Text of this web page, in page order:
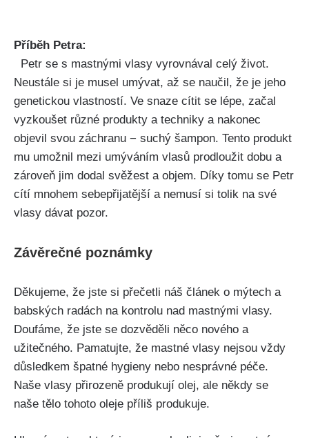
Příběh‍ Petra:
⁣ ​ Petr se ⁢s ‌mastnými​ vlasy⁢ vyrovnával celý ​život.
Neustále si ⁢je musel umývat, až se naučil,⁤ že ​je​ jeho
genetickou vlastností. ​Ve ⁢snaze cítit se lépe, začal
vyzkoušet různé‍ produkty⁣ a techniky a nakonec
objevil svou záchranu ⁣− suchý ⁢šampon. Tento produkt
mu umožnil⁣ mezi ⁣umýváním ​vlasů prodloužit⁤ dobu a
zároveň jim dodal‍ svěžest a objem. Díky tomu se ⁤Petr
cítí mnohem sebepřijatější a nemusí si ‌tolik na své
vlasy dávat pozor.
Závěrečné poznámky
Děkujeme,⁤ že ​jste si přečetli náš článek o mýtech a⁣
babských radách na kontrolu ‌nad mastnými vlasy.
Doufáme, že jste ⁤se‍ dozvěděli něco nového a
užitečného. Pamatujte, že mastné⁢ vlasy ⁢nejsou vždy
důsledkem špatné hygieny nebo nesprávné péče.
Naše vlasy přirozeně​ produkují olej, ale někdy se
naše ⁣tělo tohoto oleje příliš produkuje.